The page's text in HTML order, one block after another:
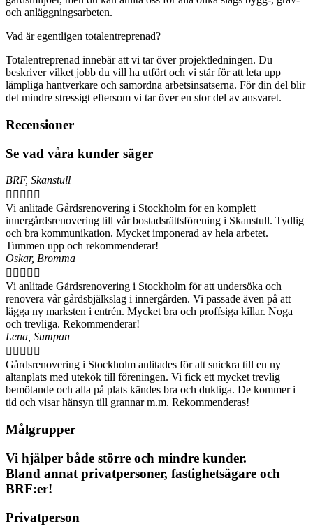
och anläggningsarbeten.
Vad är egentligen totalentreprenad?
Totalentreprenad innebär att vi tar över projektledningen. Du
beskriver vilket jobb du vill ha utfört och vi står för att leta upp
lämpliga hantverkare och samordna arbetsinsatserna. För din del blir
det mindre stressigt eftersom vi tar över en stor del av ansvaret.
Recensioner
Se vad våra kunder säger
BRF, Skanstull
    
Vi anlitade Gårdsrenovering i Stockholm för en komplett
innergårdsrenovering till vår bostadsrättsförening i Skanstull. Tydlig
och bra kommunikation. Mycket imponerad av hela arbetet.
Tummen upp och rekommenderar!
Oskar, Bromma
    
Vi anlitade Gårdsrenovering i Stockholm för att undersöka och
renovera vår gårdsbjälkslag i innergården. Vi passade även på att
lägga ny marksten i entrén. Mycket bra och proffsiga killar. Noga
och trevliga. Rekommenderar!
Lena, Sumpan
    
Gårdsrenovering i Stockholm anlitades för att snickra till en ny
altanplats med utekök till föreningen. Vi fick ett mycket trevlig
bemötande och alla på plats kändes bra och duktiga. De kommer i
tid och visar hänsyn till grannar m.m. Rekommenderas!
Målgrupper
Vi hjälper både större och mindre kunder.
Bland annat privatpersoner, fastighetsägare och
BRF:er!
Privatperson